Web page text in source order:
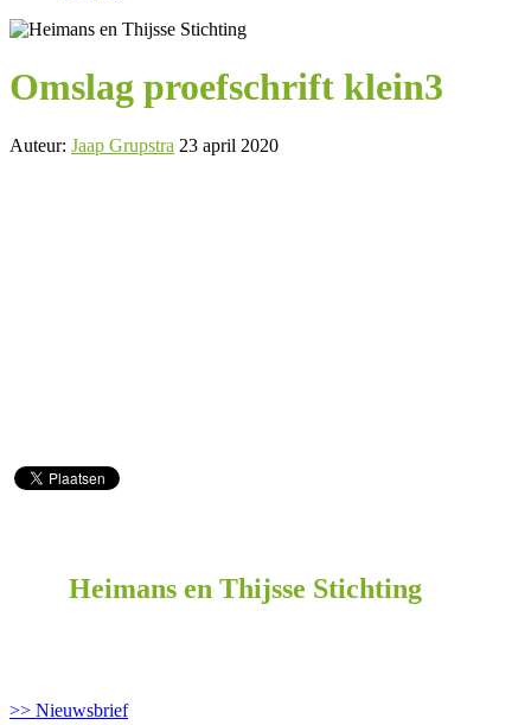
Omslag proefschrift klein3
Auteur: Jaap Grupstra 23 april 2020
Heimans en Thijsse Stichting
>> Nieuwsbrief